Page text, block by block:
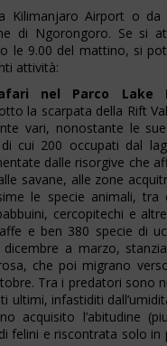
Kilimanjaro Airport o da
di Ngorongoro. Se si
le 9.00 del mattino, si
attività:
nel Parco Lake
la scarpata della Rift
vari, nonostante le
cui 200 occupati dal
dalle risorgive che
savane, alle zone
le specie animali, tra
cercopitechi e
e ben 380 specie di
a marzo,
che poi migrano
Tra i predatori sono
ultimi, infastiditi
acquisito l’abitudine
felini e riscontrata solo in